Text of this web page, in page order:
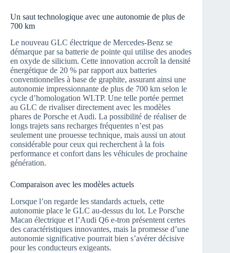
Un saut technologique avec une autonomie de plus de
700 km
Le nouveau GLC électrique de Mercedes-Benz se
démarque par sa batterie de pointe qui utilise des anodes
en oxyde de silicium. Cette innovation accroît la densité
énergétique de 20 % par rapport aux batteries
conventionnelles à base de graphite, assurant ainsi une
autonomie impressionnante de plus de 700 km selon le
cycle d’homologation WLTP. Une telle portée permet
au GLC de rivaliser directement avec les modèles
phares de Porsche et Audi. La possibilité de réaliser de
longs trajets sans recharges fréquentes n’est pas
seulement une prouesse technique, mais aussi un atout
considérable pour ceux qui recherchent à la fois
performance et confort dans les véhicules de prochaine
génération.
Comparaison avec les modèles actuels
Lorsque l’on regarde les standards actuels, cette
autonomie place le GLC au-dessus du lot. Le Porsche
Macan électrique et l’Audi Q6 e-tron présentent certes
des caractéristiques innovantes, mais la promesse d’une
autonomie significative pourrait bien s’avérer décisive
pour les conducteurs exigeants.